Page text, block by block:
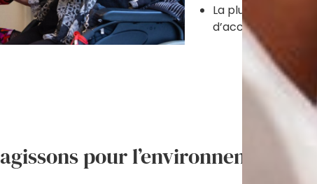
La plupart de nos
d’accidents de
pour l’environnement.